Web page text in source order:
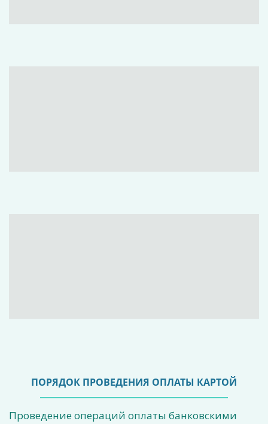
ПОРЯДОК ПРОВЕДЕНИЯ ОПЛАТЫ КАРТОЙ
Проведение операций оплаты банковскими